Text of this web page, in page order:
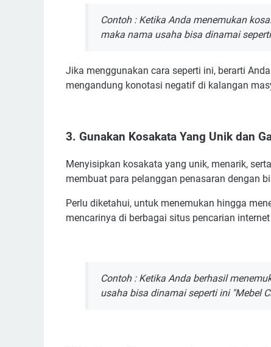
Contoh : Ketika Anda menemukan
maka nama usaha bisa dinamai
Jika menggunakan cara seperti ini, berarti
mengandung konotasi negatif di kalangan
3. Gunakan Kosakata Yang Unik dan
Menyisipkan kosakata yang unik, menarik,
membuat para pelanggan penasaran dengan
Perlu diketahui, untuk menemukan hingga
mencarinya di berbagai situs pencarian
Contoh : Ketika Anda berhasil
usaha bisa dinamai seperti ini "Mebel